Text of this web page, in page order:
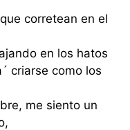
corretean en el
en los hatos
criarse como los
me siento un